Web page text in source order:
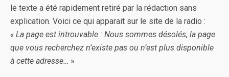
le texte a été rapidement retiré par la rédaction sans
explication. Voici ce qui apparait sur le site de la radio :
« La page est introuvable : Nous sommes désolés, la page
que vous recherchez n’existe pas ou n’est plus disponible
à cette adresse… »